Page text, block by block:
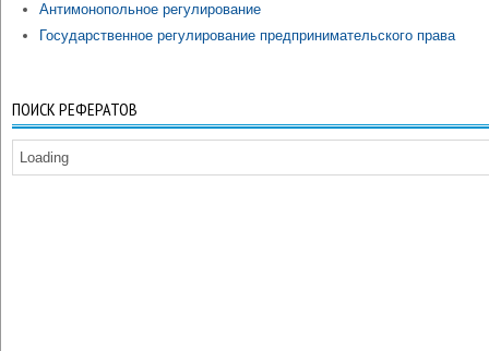
Антимонопольное регулирование
Государственное регулирование предпринимательского права
ПОИСК РЕФЕРАТОВ
Loading